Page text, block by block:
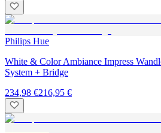
Philips Hue
White & Color Ambiance Impress
System + Bridge
234,98 €216,95 €